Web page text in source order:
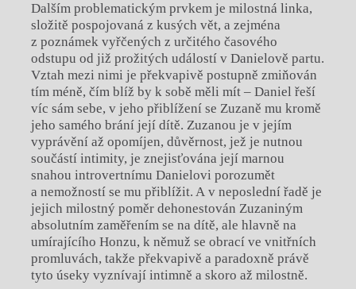
Dalším problematickým prvkem je milostná linka,
složitě pospojovaná z kusých vět, a zejména
z poznámek vyřčených z určitého časového
odstupu od již prožitých událostí v Danielově partu.
Vztah mezi nimi je překvapivě postupně zmiňován
tím méně, čím blíž by k sobě měli mít – Daniel řeší
víc sám sebe, v jeho přiblížení se Zuzaně mu kromě
jeho samého brání její dítě. Zuzanou je v jejím
vyprávění až opomíjen, důvěrnost, jež je nutnou
součástí intimity, je znejisťována její marnou
snahou introvertnímu Danielovi porozumět
a nemožností se mu přiblížit. A v neposlední řadě je
jejich milostný poměr dehonestován Zuzaniným
absolutním zaměřením se na dítě, ale hlavně na
umírajícího Honzu, k němuž se obrací ve vnitřních
promluvách, takže překvapivě a paradoxně právě
tyto úseky vyznívají intimně a skoro až milostně.